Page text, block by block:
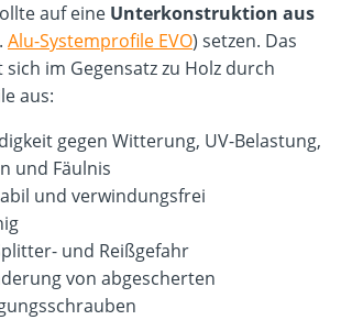
auf eine Unterkonstruktion aus
Alu-Systemprofile EVO) setzen. Das
im Gegensatz zu Holz durch
aus:
gegen Witterung, UV-Belastung,
und Fäulnis
und verwindungsfrei
und Reißgefahr
von abgescherten